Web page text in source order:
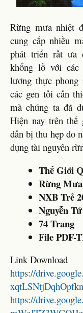
Rừng mưa nhiệt
cung cấp nhiều
phát triển rất ưa
khổng lồ với
lương thực
các gen tối cần
mà chúng ta đã
Hiện nay trên
dần bị thu hẹp do
dụng tài nguyên
Thế Giới
Rừng
NXB Trẻ
Nguyễn Tứ
74 Trang
File PDF-
Link Download
https://
https://